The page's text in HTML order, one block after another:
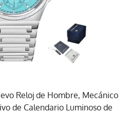
Reloj de Hombre, Mecánico
de Calendario Luminoso de